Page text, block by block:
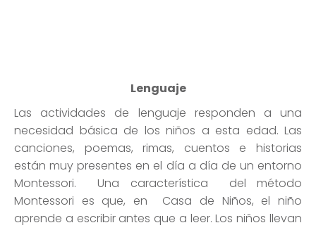
Montessori. Una característica del método
Montessori es que, en Casa de Niños, el niño
aprende a escribir antes que a leer. Los niños llevan
un largo tiempo analizando los sonidos de las letras
que van reconociendo fonéticamente.
Cuando el niño está listo, tiene todas las
herramientas necesarias para empezar a formar
palabras y frases. La escritura está directamente